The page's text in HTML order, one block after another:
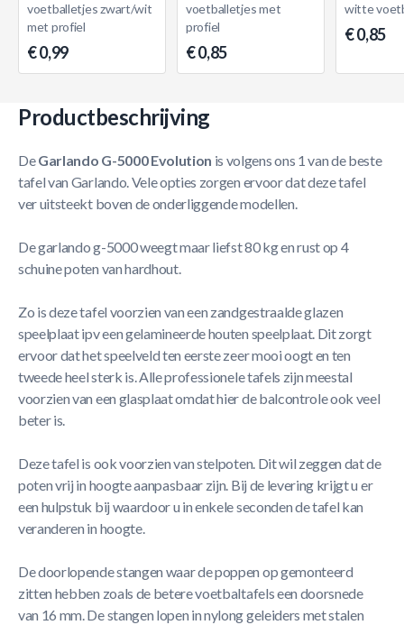
voetballetjes zwart/wit
met profiel
€ 0,99
voetballetjes met
profiel
€ 0,85
witte
€ 0,85
Productbeschrijving
DeGarlando G-5000 Evolution is volgens ons 1 van de beste
tafel van Garlando. Vele opties zorgen ervoor dat deze tafel
ver uitsteekt boven de onderliggende modellen.
De garlando g-5000 weegt maar liefst 80 kg en rust op 4
schuine poten van hardhout.
Zo is deze tafel voorzien van een zandgestraalde glazen
speelplaat ipv een gelamineerde houten speelplaat. Dit zorgt
ervoor dat het speelveld ten eerste zeer mooi oogt en ten
tweede heel sterk is. Alle professionele tafels zijn meestal
voorzien van een glasplaat omdat hier de balcontrole ook veel
beter is.
Deze tafel is ook voorzien van stelpoten. Dit wil zeggen dat de
poten vrij in hoogte aanpasbaar zijn. Bij de levering krijgt u er
een hulpstuk bij waardoor u in enkele seconden de tafel kan
veranderen in hoogte.
De doorlopende stangen waar de poppen op gemonteerd
zitten hebben zoals de betere voetbaltafels een doorsnede
van 16 mm. De stangen lopen in nylong geleiders met stalen